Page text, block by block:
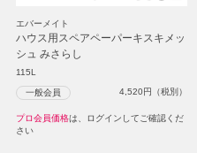
エバーメイト
ハウス用スペアペーパーキスキメッ
シュ みさらし
115L
一般会員 4,520円（税別）
プロ会員価格は、ログインしてご確認くだ
さい